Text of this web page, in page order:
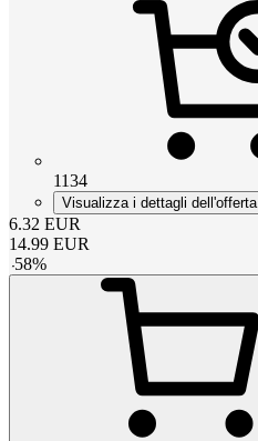
1134
Visualizza i dettagli dell'offerta
6.32 EUR
14.99 EUR
-58%